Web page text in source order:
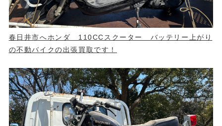
春日井市へホンダ 110CCスクーター バッテリー上がり
の不動バイクの出張買取です！